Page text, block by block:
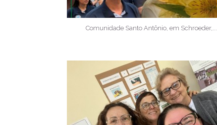
Comunidade Santo Antônio, em Schroeder,...